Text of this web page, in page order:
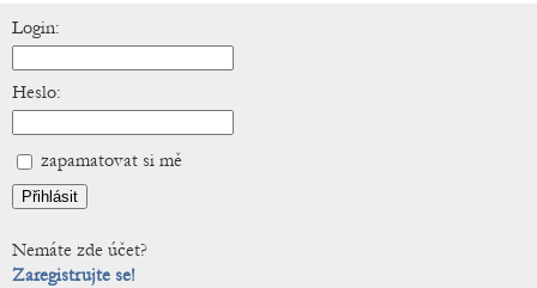
Login:
Heslo:
zapamatovat si mě
Nemáte zde účet?
Zaregistrujte se!